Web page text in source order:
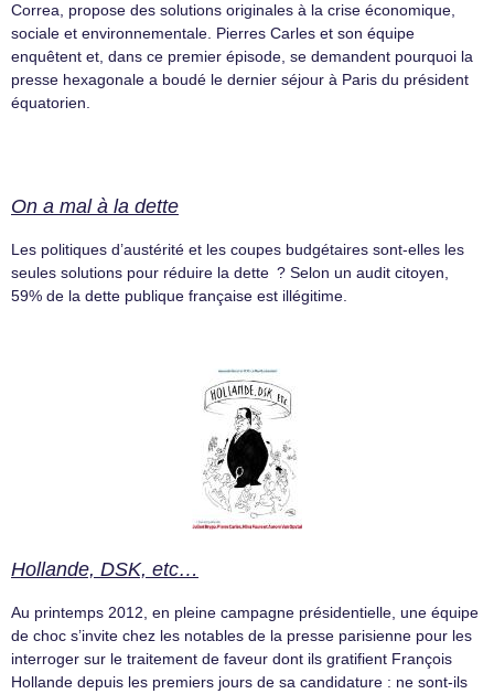
Correa, propose des solutions originales à la crise économique,
sociale et environnementale. Pierres Carles et son équipe
enquêtent et, dans ce premier épisode, se demandent pourquoi la
presse hexagonale a boudé le dernier séjour à Paris du président
équatorien.
On a mal à la dette
Les politiques d’austérité et les coupes budgétaires sont-elles les
seules solutions pour réduire la dette ? Selon un audit citoyen,
59% de la dette publique française est illégitime.
Hollande, DSK, etc…
Au printemps 2012, en pleine campagne présidentielle, une équipe
de choc s’invite chez les notables de la presse parisienne pour les
interroger sur le traitement de faveur dont ils gratifient François
Hollande depuis les premiers jours de sa candidature : ne sont-ils